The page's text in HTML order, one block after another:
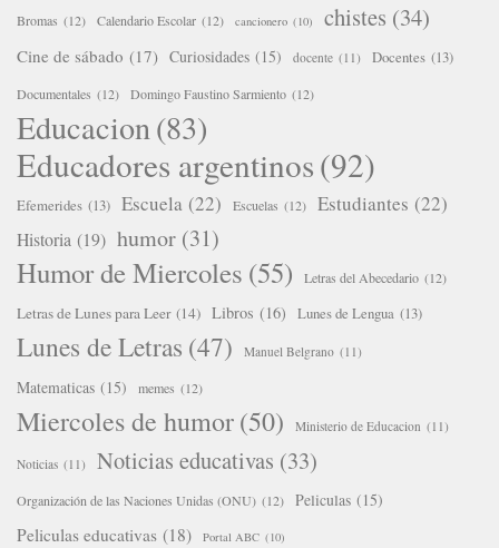
Bromas (12) Calendario Escolar (12) cancionero (10) chistes (34)
Cine de sábado (17) Curiosidades (15) docente (11) Docentes (13)
Documentales (12) Domingo Faustino Sarmiento (12)
Educacion(83)
Educadores argentinos(92)
Efemerides (13) Escuela (22) Escuelas (12) Estudiantes (22)
Historia (19) humor (31)
Humor de Miercoles (55) Letras del Abecedario (12)
Letras de Lunes para Leer (14) Libros (16) Lunes de Lengua (13)
Lunes de Letras (47) Manuel Belgrano (11)
Matematicas (15) memes (12)
Miercoles de humor(50) Ministerio de Educacion (11)
Noticias (11) Noticias educativas (33)
Organización de las Naciones Unidas (ONU) (12) Peliculas (15)
Peliculas educativas (18) Portal ABC (10)